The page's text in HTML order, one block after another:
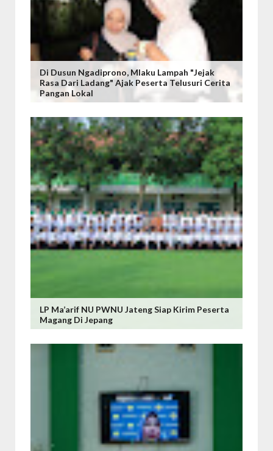
Di Dusun Ngadiprono, Mlaku Lampah "Jejak
Rasa Dari Ladang" Ajak Peserta Telusuri Cerita
Pangan Lokal
LP Ma’arif NU PWNU Jateng Siap Kirim Peserta
Magang Di Jepang